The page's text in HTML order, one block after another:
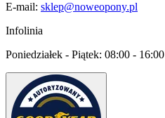
E-mail: sklep@noweopony.pl
Infolinia
Poniedziałek - Piątek: 08:00 - 16:00